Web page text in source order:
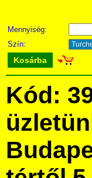
Mennyiség:
Szín:
Kosárba
Kód: